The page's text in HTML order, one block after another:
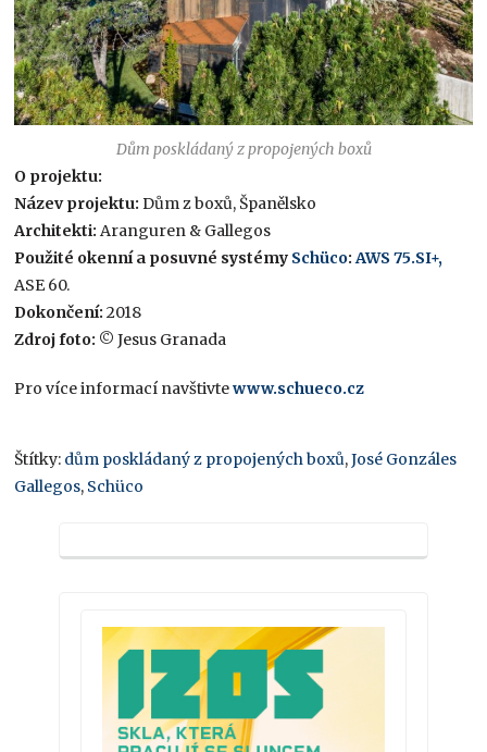
Dům poskládaný z propojených boxů
O projektu:
Název projektu:Dům z boxů, Španělsko
Architekti: Aranguren & Gallegos
Použité okenní a posuvné systémy Schüco: AWS 75.SI+,
ASE 60.
Dokončení:2018
Zdroj foto: © Jesus Granada
Pro více informací navštivtewww.schueco.cz
Štítky: dům poskládaný z propojených boxů,José Gonzáles
Gallegos, Schüco